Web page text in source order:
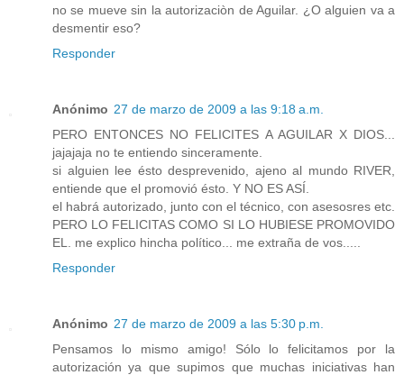
no se mueve sin la autorizaciòn de Aguilar. ¿O alguien va a
desmentir eso?
Responder
Anónimo 27 de marzo de 2009 a las 9:18 a.m.
PERO ENTONCES NO FELICITES A AGUILAR X DIOS...
jajajaja no te entiendo sinceramente.
si alguien lee ésto desprevenido, ajeno al mundo RIVER,
entiende que el promovió ésto. Y NO ES ASÍ.
el habrá autorizado, junto con el técnico, con asesosres etc.
PERO LO FELICITAS COMO SI LO HUBIESE PROMOVIDO
EL. me explico hincha político... me extraña de vos.....
Responder
Anónimo 27 de marzo de 2009 a las 5:30 p.m.
Pensamos lo mismo amigo! Sólo lo felicitamos por la
autorización ya que supimos que muchas iniciativas han